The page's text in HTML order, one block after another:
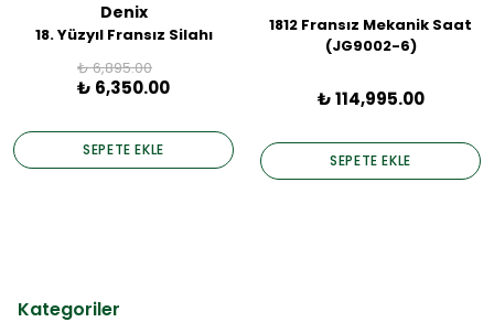
Denix
18. Yüzyıl Fransız Silahı
₺ 6,895.00
₺ 6,350.00
SEPETE EKLE
1812 Fransız Mekanik Saat
(JG9002-6)
₺ 114,995.00
SEPETE EKLE
Kategoriler